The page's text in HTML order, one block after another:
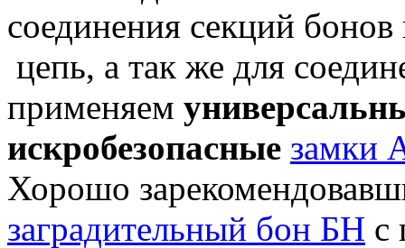
соединения секций бонов
цепь, а так же для
применяем
искробезопасные замки
Хорошо
заградительный бон БН с